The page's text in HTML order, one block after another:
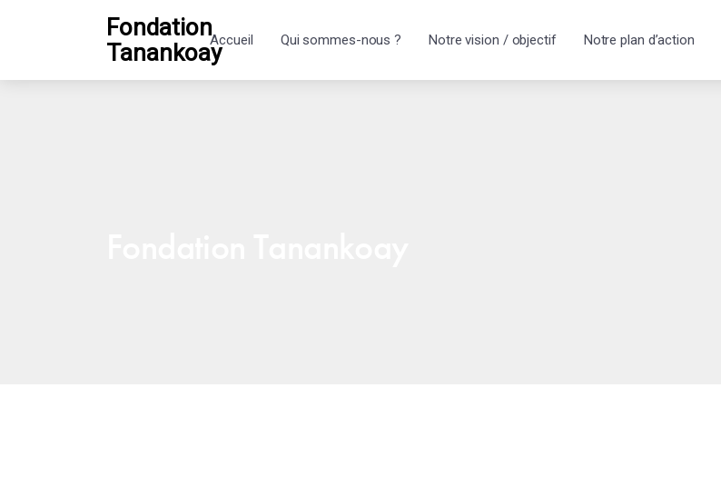
Fondation
TanankoayAccueil Qui sommes-nous ? Notre vision / objectif Notre plan d’action